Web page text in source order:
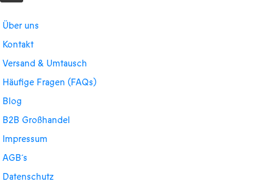
Über uns
Kontakt
Versand & Umtausch
Häufige Fragen (FAQs)
Blog
B2B Großhandel
Impressum
AGB´s
Datenschutz